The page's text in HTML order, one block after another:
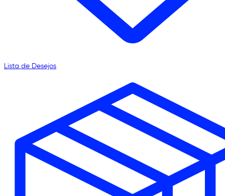
Lista de Desejos